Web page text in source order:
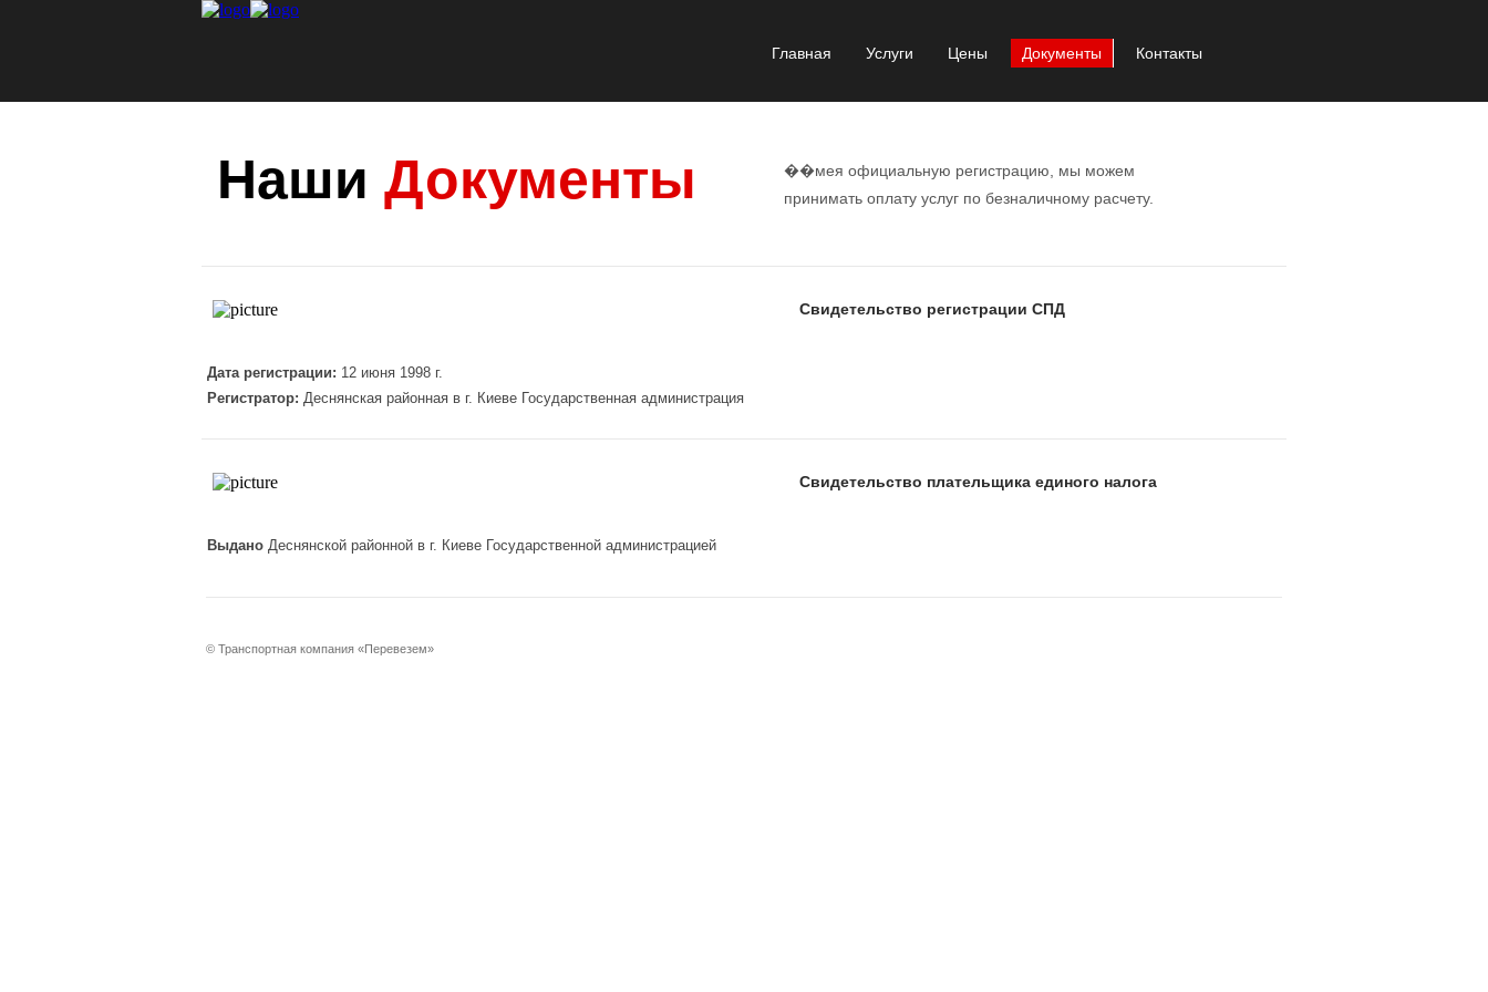
Главная Услуги Цены Документы Контакты
Наши Документы
��мея официальную регистрацию, мы можем
принимать оплату услуг по безналичному расчету.
Свидетельство регистрации СПД
Дата регистрации: 12 июня 1998 г.
Регистратор: Деснянская районная в г. Киеве Государственная администрация
Свидетельство плательщика единого налога
Выдано Деснянской районной в г. Киеве Государственной администрацией
© Транспортная компания «Перевезем»